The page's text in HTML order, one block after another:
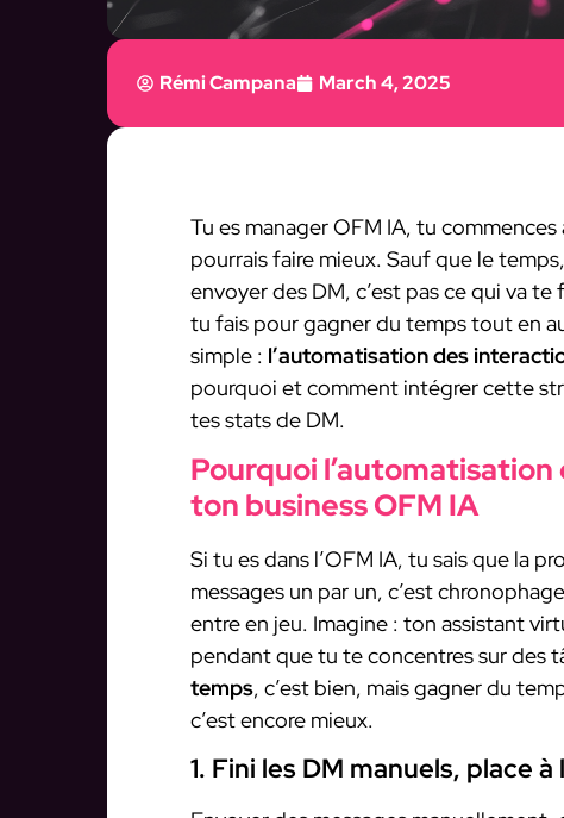
Rémi Campana March 4, 2025
Tu es manager OFM IA, tu
pourrais faire mieux. Sauf que le
envoyer des DM, c’est pas ce qui va
tu fais pour gagner du temps tout en
simple : l’automatisation des
pourquoi et comment intégrer cette
tes stats de DM.
Pourquoi
ton business OFM IA
Si tu es dans l’OFM IA, tu sais que la
messages un par un, c’est
entre en jeu. Imagine : ton assistant
pendant que tu te concentres sur des
temps, c’est bien, mais gagner du
c’est encore mieux.
1. Fini les DM manuels, place